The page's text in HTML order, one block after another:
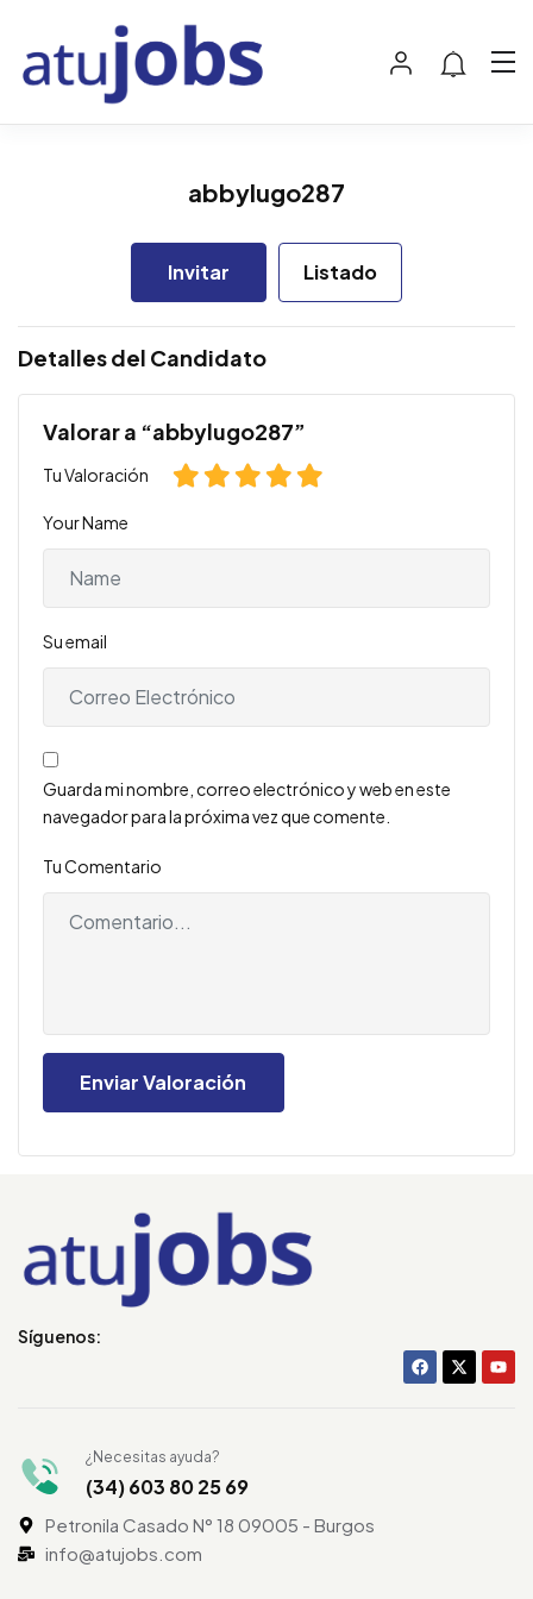
abbylugo287
Invitar Listado
Detalles del Candidato
Valorar a “abbylugo287”
Tu Valoración
Your Name
Su email
Guarda mi nombre, correo electrónico y web en este
navegador para la próxima vez que comente.
Tu Comentario
Síguenos:
¿Necesitas ayuda?
(34) 603 80 25 69
Petronila Casado N° 18 09005 - Burgos
info@atujobs.com